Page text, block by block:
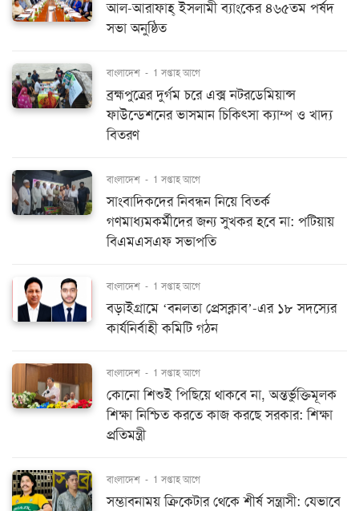
আল-আরাফাহ্ ইসলামী ব্যাংকের ৪৬৫তম পর্ষদ
সভা অনুষ্ঠিত
বাংলাদেশ - 1 সপ্তাহ আগে
ব্রহ্মপুত্রের দুর্গম চরে এক্স নটরডেমিয়ান্স
ফাউন্ডেশনের ভাসমান চিকিৎসা ক্যাম্প ও খাদ্য
বিতরণ
বাংলাদেশ - 1 সপ্তাহ আগে
সাংবাদিকদের নিবন্ধন নিয়ে বিতর্ক
গণমাধ্যমকর্মীদের জন্য সুখকর হবে না: পটিয়ায়
বিএমএসএফ সভাপতি
বাংলাদেশ - 1 সপ্তাহ আগে
বড়াইগ্রামে ‘বনলতা প্রেসক্লাব’-এর ১৮ সদস্যের
কার্যনির্বাহী কমিটি গঠন
বাংলাদেশ - 1 সপ্তাহ আগে
কোনো শিশুই পিছিয়ে থাকবে না, অন্তর্ভুক্তিমূলক
শিক্ষা নিশ্চিত করতে কাজ করছে সরকার: শিক্ষা
প্রতিমন্ত্রী
বাংলাদেশ - 1 সপ্তাহ আগে
সম্ভাবনাময় ক্রিকেটার থেকে শীর্ষ সন্ত্রাসী: যেভাবে